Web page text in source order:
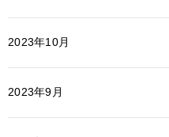
2023年10月
2023年9月